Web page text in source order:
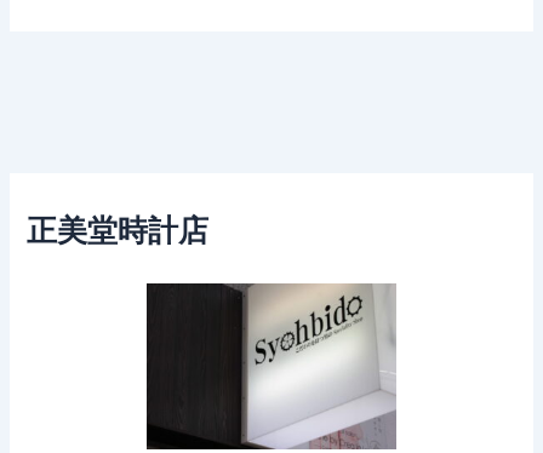
正美堂時計店